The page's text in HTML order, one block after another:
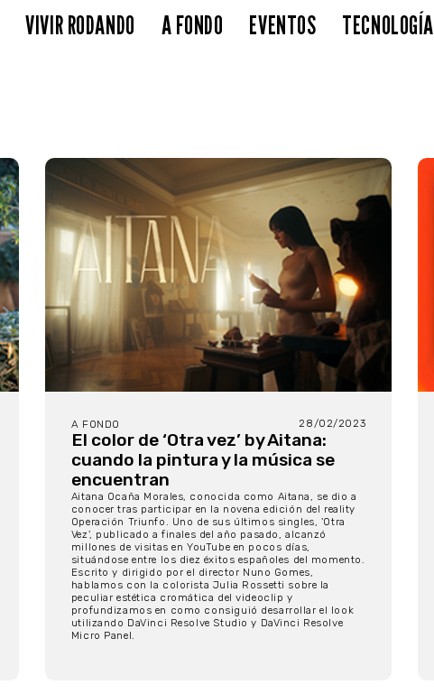
VIVIR RODANDO A FONDO EVENTOS TECNOLOGÍA
A FONDO 28/02/2023
El color de ‘Otra vez’ by Aitana:
cuando la pintura y la música se
encuentran
Aitana Ocaña Morales, conocida como Aitana, se dio a
conocer tras participar en la novena edición del reality
Operación Triunfo. Uno de sus últimos singles, 'Otra
Vez', publicado a finales del año pasado, alcanzó
millones de visitas en YouTube en pocos días,
situándose entre los diez éxitos españoles del momento.
Escrito y dirigido por el director Nuno Gomes,
hablamos con la colorista Julia Rossetti sobre la
peculiar estética cromática del videoclip y
profundizamos en como consiguió desarrollar el look
utilizando DaVinci Resolve Studio y DaVinci Resolve
Micro Panel.